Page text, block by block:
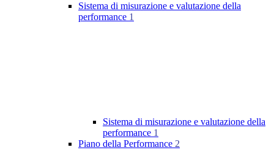
Sistema di misurazione e valutazione della
performance 1
Sistema di misurazione e valutazione della
performance 1
Piano della Performance 2